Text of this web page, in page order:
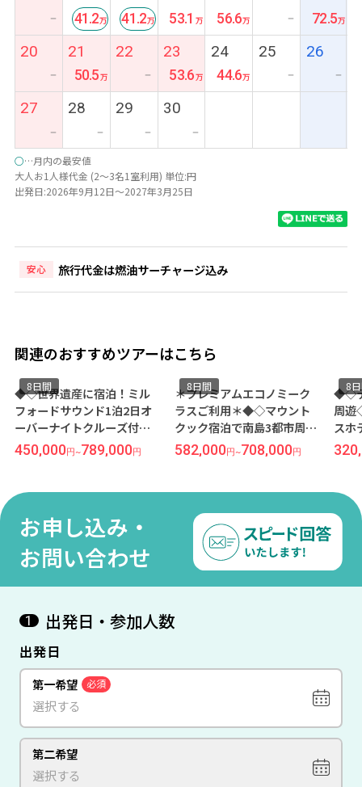
ー 41.2 41.2 53.1 56.6 ー 72.5
20
ー
21
50.5
22
ー
23
53.6
24
44.6
25
ー
26
ー
27
ー
28
ー
29
ー
30
ー
○…月内の最安値
大人お1人様代金 (2～3名1室利用) 単位:円
出発日:2026年9月12日～2027年3月25日
安心 旅行代金は燃油サーチャージ込み
関連のおすすめツアーはこちら
◆◇世界遺産に宿泊！ミル
フォードサウンド1泊2日オ
ーバーナイトクルーズ付き
◇◆スタンダードクラスホ
テルに滞在＊成田発羽田着
ストチャーチ＆クイーンズ
8日間
450,000円~789,000円
＊プレミアムエコノミーク
ラスご利用＊◆◇マウント
クック宿泊で南島3都市周遊
◇◆デラックスクラスホテ
ルに滞在＊成田発着／ニュ
ーンズタウン＆クライスト
チャーチ8日間
8日間
582,000円~708,000円
◆◇
周遊
スホ
田着
ラ
8
お申し込み・
お問い合わせ
1 出発日・参加人数
出発日
第一希望 必須
第二希望